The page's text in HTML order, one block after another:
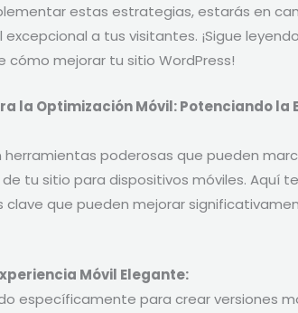
estas estrategias, estarás en
a tus visitantes. ¡Sigue
cómo mejorar tu sitio WordPress!
la Optimización Móvil: Potenciando la
herramientas poderosas que pueden
tu sitio para dispositivos móviles. Aquí te
clave que pueden mejorar
Móvil Elegante:
específicamente para crear versiones